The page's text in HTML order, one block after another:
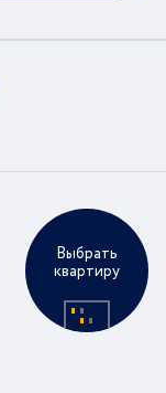
Выбрать
квартиру